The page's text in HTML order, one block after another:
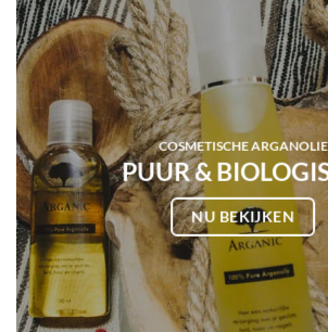
COSMETISCHE ARGANOLIE
PUUR &
NU BEKIJKEN